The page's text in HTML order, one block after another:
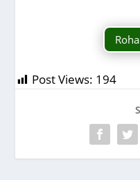
Post Views: 194